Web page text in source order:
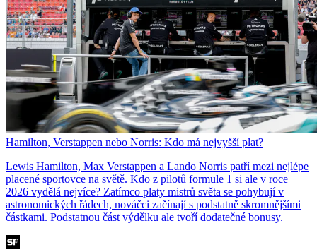
Hamilton, Verstappen nebo Norris: Kdo má nejvyšší plat?
Lewis Hamilton, Max Verstappen a Lando Norris patří mezi nejlépe
placené sportovce na světě. Kdo z pilotů formule 1 si ale v roce
2026 vydělá nejvíce? Zatímco platy mistrů světa se pohybují v
astronomických řádech, nováčci začínají s podstatně skromnějšími
částkami. Podstatnou část výdělku ale tvoří dodatečné bonusy.